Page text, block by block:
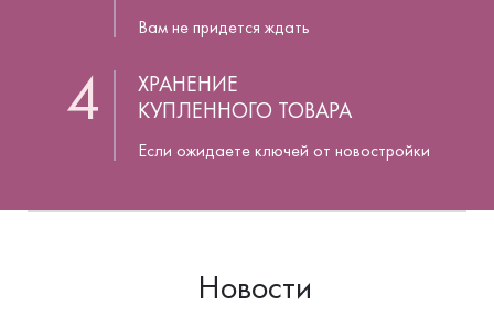
Вам не придется ждать
4
ХРАНЕНИЕ
КУПЛЕННОГО ТОВАРА
Если ожидаете ключей от новостройки
Новости